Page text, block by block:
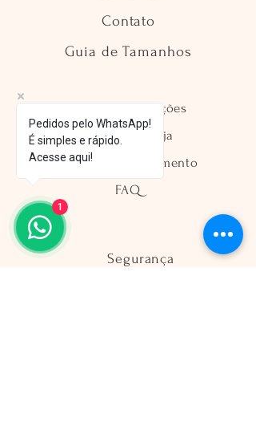
Contato
Guia de Tamanhos
Envio e Devoluções
Política da Loja
Métodos de Pagamento
FAQ
Segurança
Pedidos pelo WhatsApp!
É simples e rápido.
Acesse aqui!
1